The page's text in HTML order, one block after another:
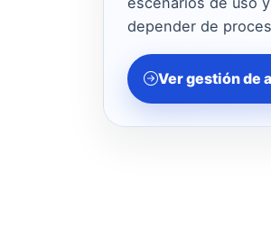
depender de
Ver gestión de